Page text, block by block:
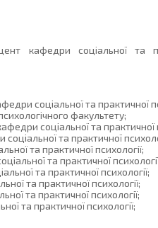
кафедри соціальної та
соціальної та практичної
факультету;
соціальної та практичної
та практичної
та практичної психології;
та практичної
та практичної психології;
та практичної психології;
та практичної психології;
та практичної психології;